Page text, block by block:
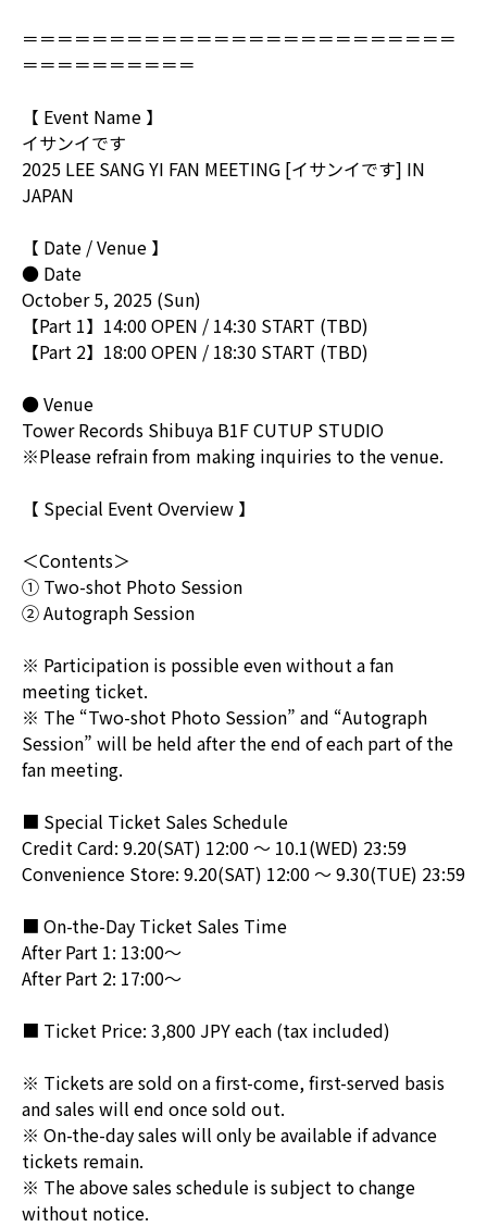
＝＝＝＝＝＝＝＝＝＝＝＝＝＝＝＝＝＝＝＝＝＝＝＝＝
＝＝＝＝＝＝＝＝＝＝
【 Event Name 】
イサンイです
2025 LEE SANG YI FAN MEETING [イサンイです] IN
JAPAN
【 Date / Venue 】
● Date
October 5, 2025 (Sun)
【Part 1】14:00 OPEN / 14:30 START (TBD)
【Part 2】18:00 OPEN / 18:30 START (TBD)
● Venue
Tower Records Shibuya B1F CUTUP STUDIO
※Please refrain from making inquiries to the venue.
【 Special Event Overview 】
＜Contents＞
① Two-shot Photo Session
② Autograph Session
※ Participation is possible even without a fan
meeting ticket.
※ The “Two-shot Photo Session” and “Autograph
Session” will be held after the end of each part of the
fan meeting.
■ Special Ticket Sales Schedule
Credit Card: 9.20(SAT) 12:00 ～ 10.1(WED) 23:59
Convenience Store: 9.20(SAT) 12:00 ～ 9.30(TUE) 23:59
■ On-the-Day Ticket Sales Time
After Part 1: 13:00～
After Part 2: 17:00～
■ Ticket Price: 3,800 JPY each (tax included)
※ Tickets are sold on a first-come, first-served basis
and sales will end once sold out.
※ On-the-day sales will only be available if advance
tickets remain.
※ The above sales schedule is subject to change
without notice.